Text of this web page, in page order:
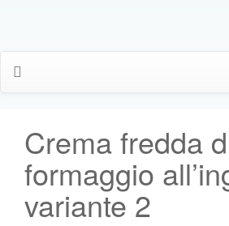
Crema fredda
formaggio
variante 2